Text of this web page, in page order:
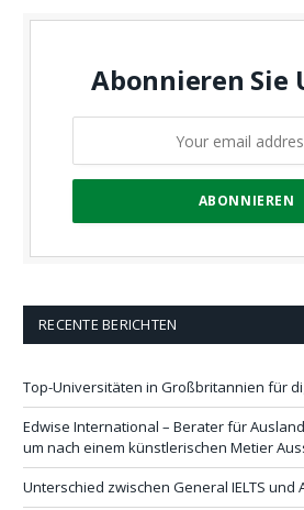
Abonnieren Sie
RECENTE BERICHTEN
Top-Universitäten in Großbritannien für
Edwise International – Berater für
um nach einem künstlerischen Metier
Unterschied zwischen General IELTS und